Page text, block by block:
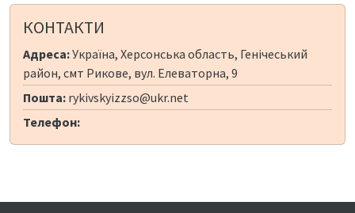
КОНТАКТИ
Адреса:Україна, Херсонська область, Генічеський
район, смт Рикове, вул. Елеваторна, 9
Пошта: rykivskyizzso@ukr.net
Телефон: